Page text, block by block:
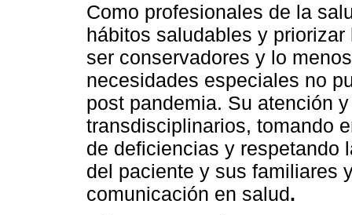
Como profesionales de la
hábitos saludables y
ser conservadores y lo
necesidades especiales no
post pandemia. Su atención
transdisciplinarios, tomando
de deficiencias y respetando
del paciente y sus familiares
comunicación en salud.